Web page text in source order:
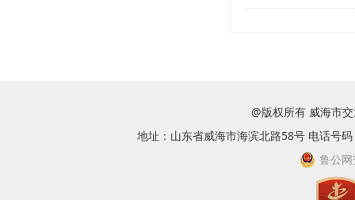
@版权所有 威海市
地址：山东省威海市海滨北路58号 电话号
鲁公